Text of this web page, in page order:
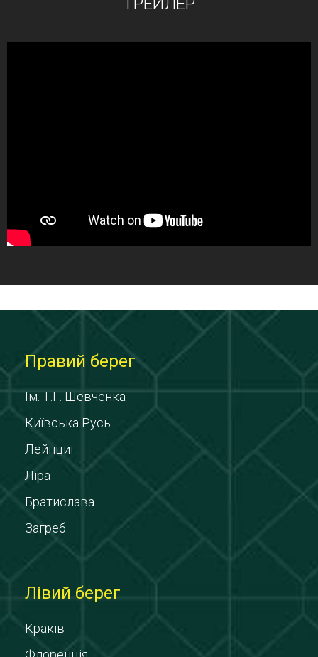
Правий берег
Ім. Т.Г. Шевченка
Київська Русь
Лейпциг
Ліра
Братислава
Загреб
Лівий берег
Краків